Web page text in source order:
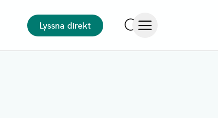
Lyssna direkt